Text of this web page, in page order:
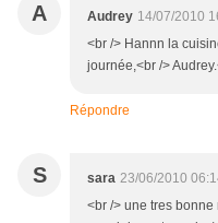
A Audrey 14/07/2010
<br /> Hannn la
journée,<br />
Répondre
S sara 23/06/2010
<br /> une tres